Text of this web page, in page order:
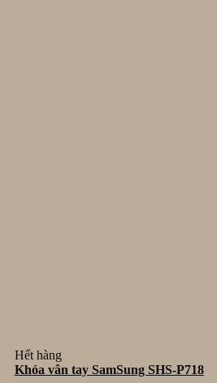
Hết hàng
Khóa vân tay SamSung SHS-P718